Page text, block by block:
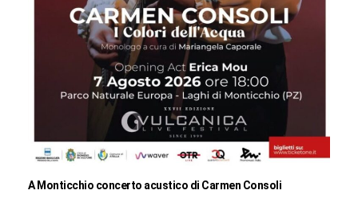
A Monticchio concerto acustico di Carmen Consoli